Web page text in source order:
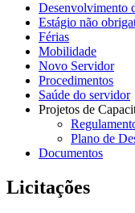
Desenvolvimento
Estágio não
Férias
Mobilidade
Novo Servidor
Procedimentos
Saúde do servidor
Projetos de
Plano de
Documentos
Licitações